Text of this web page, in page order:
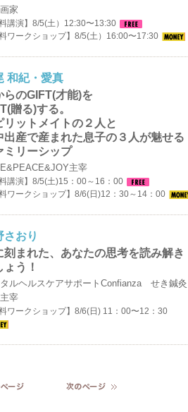
家
料講演】8/5(土）12:30〜13:30
料ワークショップ】8/5(土）16:00〜17:30
和紀・愛真
らのGIFT(才能)を
贈る)する。
リットメイトの２人と
出産で産まれた息子の３人が魅せる
ミリーシップ
主宰
料講演】8/5(土)15：00～16：00
料ワークショップ】8/6(日)12：30～14：00
さおり
刻まれた、あなたの思考を読み解き
ょう！
タルヘルスケアサポートConfianza せき鍼灸
宰
料ワークショップ】8/6(日) 11：00〜12：30